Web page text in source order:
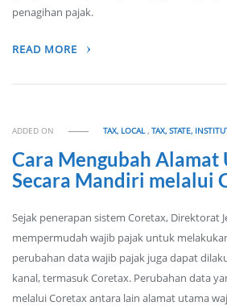
penagihan pajak.
READ MORE
ADDED ON TAX, LOCAL,TAX, STATE,
Cara Mengubah Alamat
Secara Mandiri melalui
Sejak penerapan sistem Coretax, Direktorat
mempermudah wajib pajak untuk
perubahan data wajib pajak juga dapat
kanal, termasuk Coretax. Perubahan data
melalui Coretax antara lain alamat utama